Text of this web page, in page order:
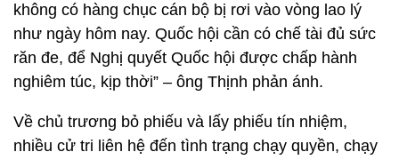
không có hàng chục cán bộ bị rơi vào vòng lao lý
như ngày hôm nay. Quốc hội cần có chế tài đủ sức
răn đe, để Nghị quyết Quốc hội được chấp hành
nghiêm túc, kịp thời” – ông Thịnh phản ánh.
Về chủ trương bỏ phiếu và lấy phiếu tín nhiệm,
nhiều cử tri liên hệ đến tình trạng chạy quyền, chạy